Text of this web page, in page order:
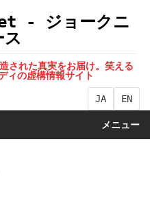
- ジョークニ
ス
れた真実をお届け。笑える
の虚構情報サイト
JA EN
メニュー